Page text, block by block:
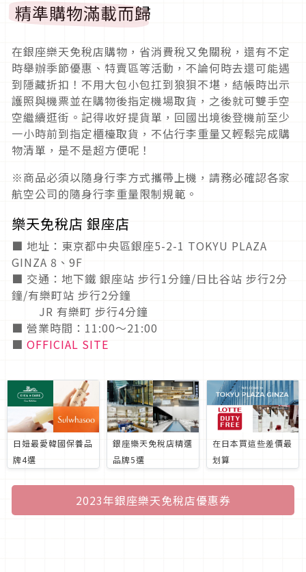
精準購物滿載而歸
在銀座樂天免稅店購物，省消費稅又免關稅，還有不定
時舉辦季節優惠、特賣區等活動，不論何時去還可能遇
到隱藏折扣！不用大包小包扛到狼狽不堪，結帳時出示
護照與機票並在購物後指定機場取貨，之後就可雙手空
空繼續逛街。記得收好提貨單，回國出境後登機前至少
一小時前到指定櫃檯取貨，不佔行李重量又輕鬆完成購
物清單，是不是超方便呢！
※商品必須以隨身行李方式攜帶上機，請務必確認各家
航空公司的隨身行李重量限制規範。
樂天免稅店 銀座店
■ 地址：東京都中央區銀座5-2-1 TOKYU PLAZA
GINZA 8、9F
■ 交通：地下鐵 銀座站 步行1分鐘/日比谷站 步行2分
鐘/有樂町站 步行2分鐘
JR 有樂町 步行4分鐘
■ 營業時間：11:00～21:00
■ OFFICIAL SITE
日妞最愛韓國保養品
牌4選
銀座樂天免稅店精選
品牌5選
在日本買這些差價最
划算
2023年銀座樂天免稅店優惠券